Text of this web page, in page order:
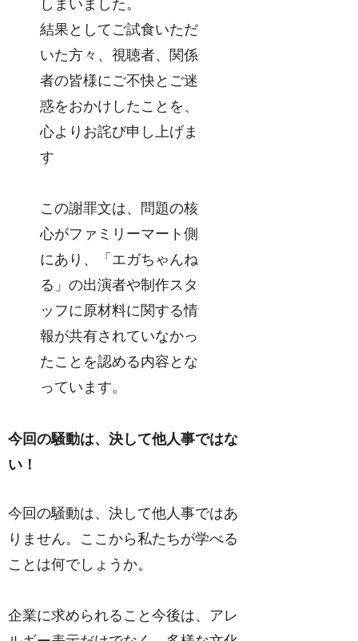
しまいました。
結果としてご試食いただ
いた方々、視聴者、関係
者の皆様にご不快とご迷
惑をおかけしたことを、
心よりお詫び申し上げま
す
この謝罪文は、問題の核
心がファミリーマート側
にあり、「エガちゃんね
る」の出演者や制作スタ
ッフに原材料に関する情
報が共有されていなかっ
たことを認める内容とな
っています。
今回の騒動は、決して他人事ではな
い！
今回の騒動は、決して他人事ではあ
りません。ここから私たちが学べる
ことは何でしょうか。
企業に求められること今後は、アレ